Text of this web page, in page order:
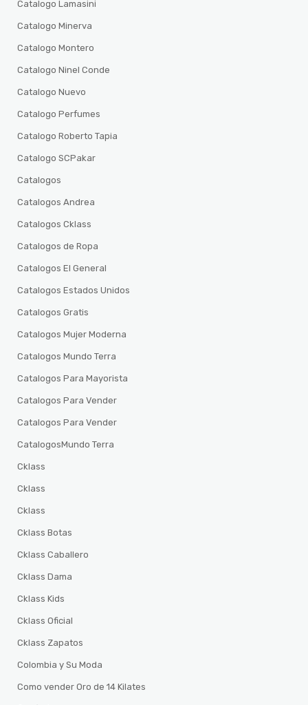
Catalogo Lamasini
Catalogo Minerva
Catalogo Montero
Catalogo Ninel Conde
Catalogo Nuevo
Catalogo Perfumes
Catalogo Roberto Tapia
Catalogo SCPakar
Catalogos
Catalogos Andrea
Catalogos Cklass
Catalogos de Ropa
Catalogos El General
Catalogos Estados Unidos
Catalogos Gratis
Catalogos Mujer Moderna
Catalogos Mundo Terra
Catalogos Para Mayorista
Catalogos Para Vender
Catalogos Para Vender
CatalogosMundo Terra
Cklass
Cklass
Cklass
Cklass Botas
Cklass Caballero
Cklass Dama
Cklass Kids
Cklass Oficial
Cklass Zapatos
Colombia y Su Moda
Como vender Oro de 14 Kilates